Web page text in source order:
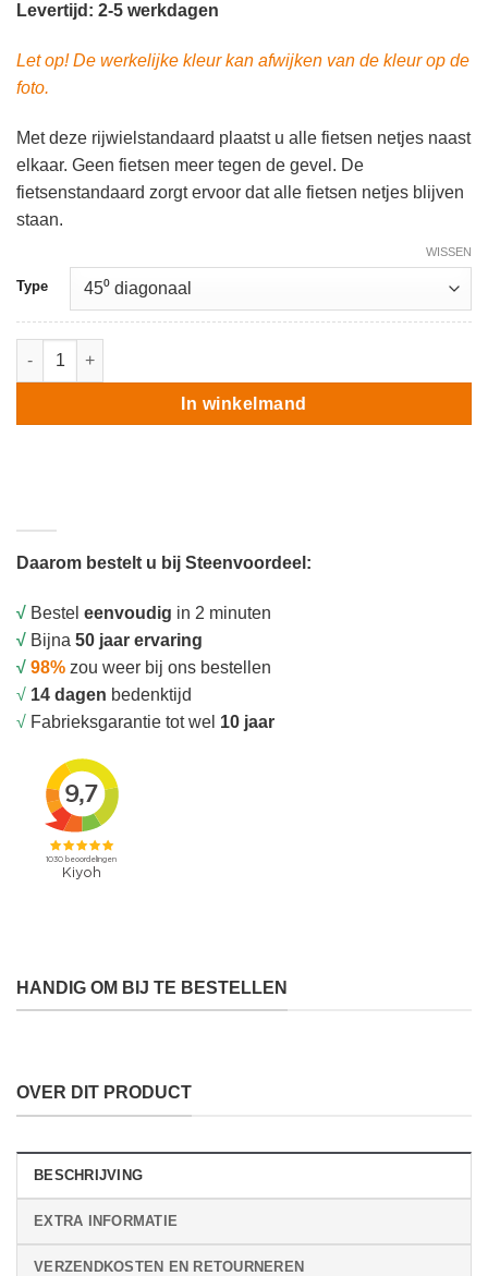
Levertijd: 2-5 werkdagen
Let op! De werkelijke kleur kan afwijken van de kleur op de
foto.
Met deze rijwielstandaard plaatst u alle fietsen netjes naast
elkaar. Geen fietsen meer tegen de gevel. De
fietsenstandaard zorgt ervoor dat alle fietsen netjes blijven
staan.
Type
WISSEN
Rijwielstandaard aantal
In winkelmand
Daarom bestelt u bij Steenvoordeel:
√ Bestel eenvoudig in 2 minuten
√ Bijna 50 jaar ervaring
√ 98% zou weer bij ons bestellen
√ 14 dagen bedenktijd
√ Fabrieksgarantie tot wel 10 jaar
HANDIG OM BIJ TE BESTELLEN
OVER DIT PRODUCT
BESCHRIJVING
EXTRA INFORMATIE
VERZENDKOSTEN EN RETOURNEREN